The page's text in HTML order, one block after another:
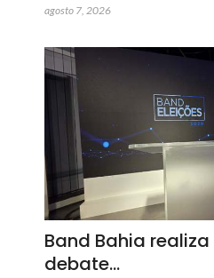
agosto 7, 2026
Band Bahia
debate…